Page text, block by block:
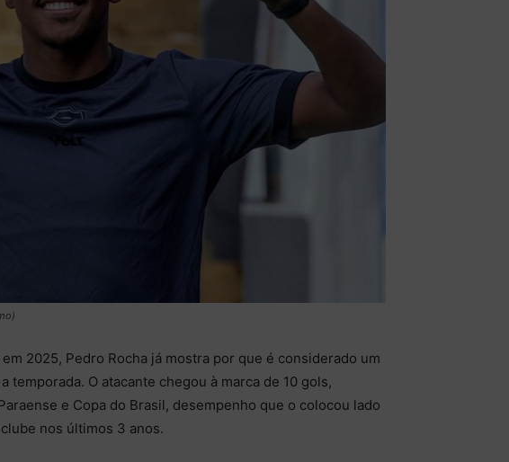
2025, Pedro Rocha já mostra por que é considerado um
temporada. O atacante chegou à marca de 10 gols,
e Copa do Brasil, desempenho que o colocou lado
nos últimos 3 anos.